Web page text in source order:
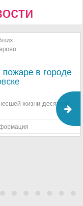
в городе
жизни десятков